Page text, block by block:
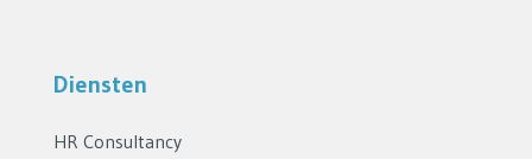
Diensten
HR Consultancy